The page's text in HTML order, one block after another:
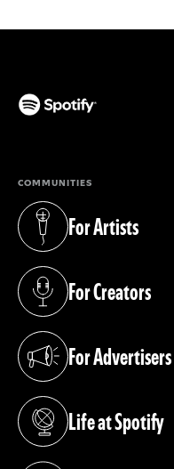
COMMUNITIES
For Artists
(opens in a new tab)
For Creators
(opens in a new tab)
For Advertisers
(opens in a new tab)
Life at Spotify
(opens in a new tab)